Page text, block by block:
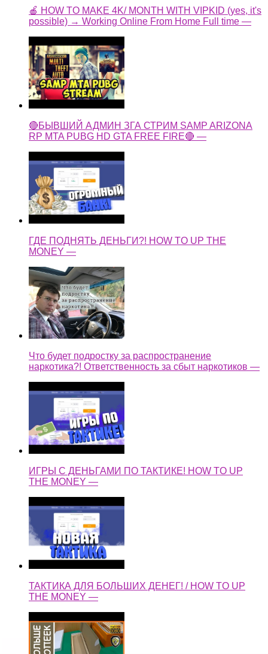
🍎 HOW TO MAKE 4K/ MONTH WITH VIPKID (yes, it's
possible) → Working Online From Home Full time —
🔴БЫВШИЙ АДМИН ЗГА СТРИМ SAMP ARIZONA
RP MTA PUBG HD GTA FREE FIRE🔴 —
ГДЕ ПОДНЯТЬ ДЕНЬГИ?! HOW TO UP THE
MONEY —
Что будет подростку за распространение
наркотика?! Ответственность за сбыт наркотиков —
ИГРЫ С ДЕНЬГАМИ ПО ТАКТИКЕ! HOW TO UP
THE MONEY —
ТАКТИКА ДЛЯ БОЛЬШИХ ДЕНЕГ! / HOW TO UP
THE MONEY —